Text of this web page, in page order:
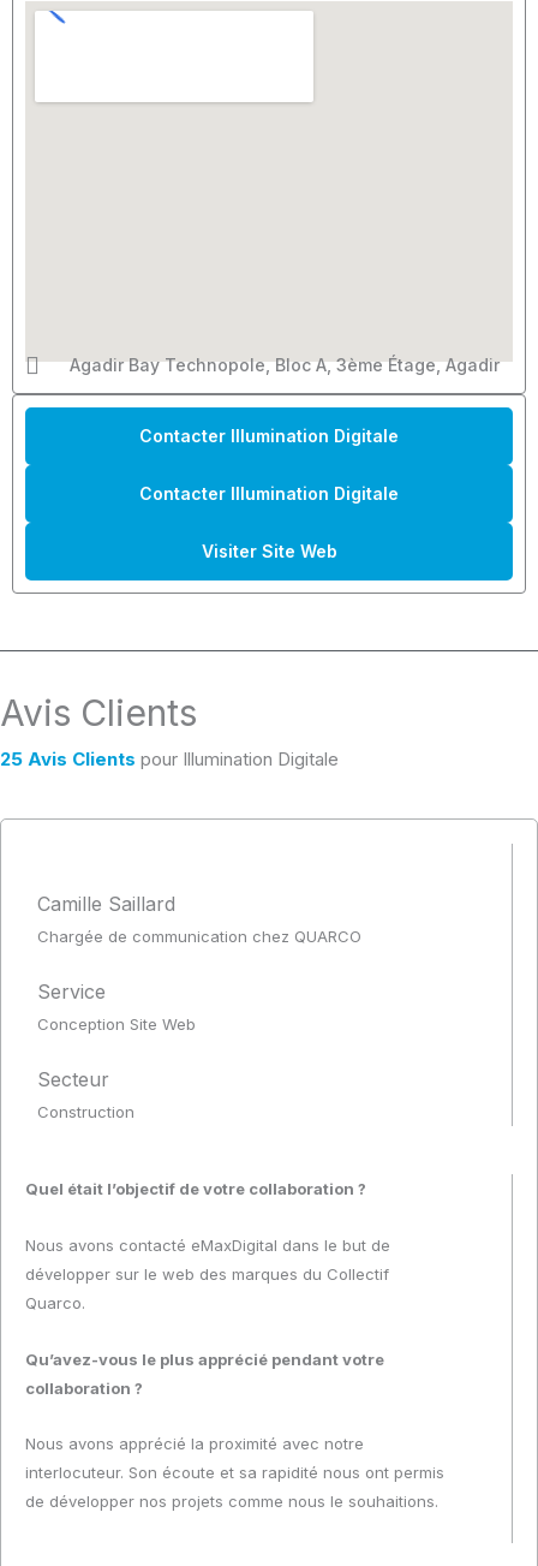
M
Agadir Bay Technopole, Bloc A, 3ème Étage, Agadir
Contacter Illumination Digitale
Contacter Illumination Digitale
Visiter Site Web
Avis Clients
25 Avis Clients pour Illumination Digitale
Camille Saillard
Chargée de communication chez QUARCO
Service
Conception Site Web
Secteur
Construction
Quel était l’objectif de votre collaboration ?
Nous avons contacté eMaxDigital dans le but de
développer sur le web des marques du Collectif
Quarco.
Qu’avez-vous le plus apprécié pendant votre
collaboration ?
Nous avons apprécié la proximité avec notre
interlocuteur. Son écoute et sa rapidité nous ont permis
de développer nos projets comme nous le souhaitions.